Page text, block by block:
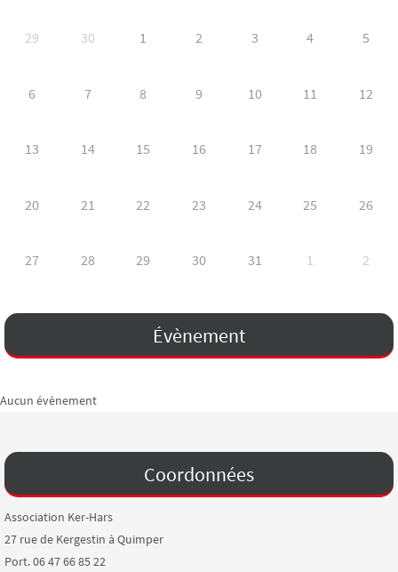
29 30 1 2 3 4 5
6 7 8 9 10 11 12
13 14 15 16 17 18 19
20 21 22 23 24 25 26
27 28 29 30 31 1 2
Évènement
Aucun évènement
Coordonnées
Association Ker-Hars
27 rue de Kergestin à Quimper
Port. 06 47 66 85 22